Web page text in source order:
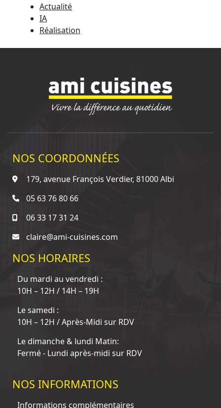
Actualité
IA
Réalisation
NOS COORDONNÉES
179, avenue François Verdier, 81000 Albi
05 63 76 80 66
06 33 17 31 24
claire@ami-cuisines.com
NOS HORAIRES
Du mardi au vendredi :
10H – 12H / 14H – 19H
Le samedi :
10H – 12H / Après-Midi sur RDV
Le dimanche & lundi Matin:
Fermé - Lundi après-midi sur RDV
NOS INFORMATIONS
Informations complémentaires